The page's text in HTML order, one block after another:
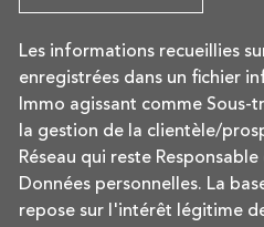
Les informations recueillies
enregistrées dans un fichier
Immo agissant comme
la gestion de la clientèle/
Réseau qui reste
Données personnelles. La
repose sur l'intérêt légitime